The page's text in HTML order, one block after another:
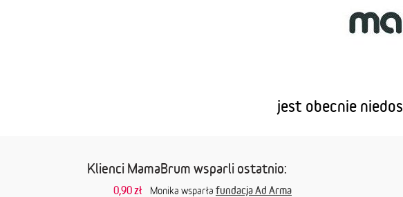
jest obecnie
Klienci MamaBrum wsparli ostatnio:
0,90 zł Monika wsparła fundacja Ad Arma